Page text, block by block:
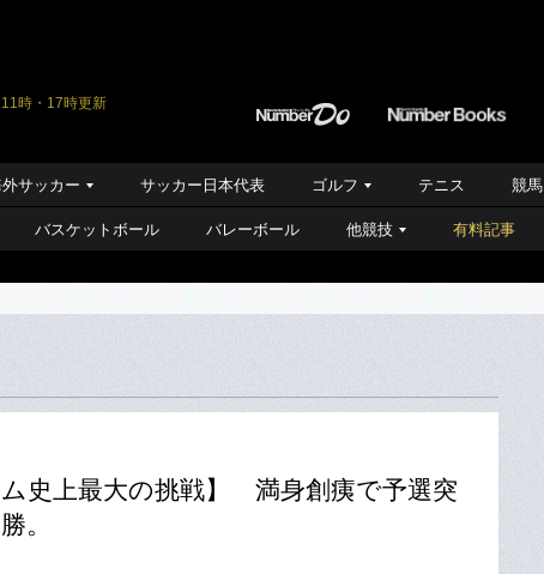
時・17時更新
サッカー サッカー日本代表 ゴルフ テニス 競馬
バスケットボール バレーボール 他競技 有料記事
ム史上最大の挑戦】 満身創痍で予選突
勝。